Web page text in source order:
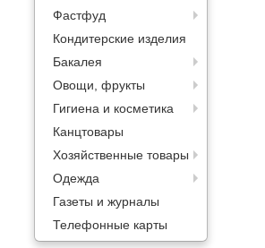
Фастфуд
Кондитерские изделия
Бакалея
Овощи, фрукты
Гигиена и косметика
Канцтовары
Хозяйственные товары
Одежда
Газеты и журналы
Телефонные карты